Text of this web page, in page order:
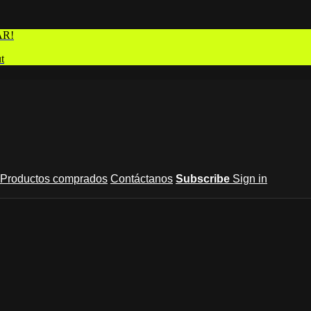
Productos comprados Contáctanos Subscribe Sign in